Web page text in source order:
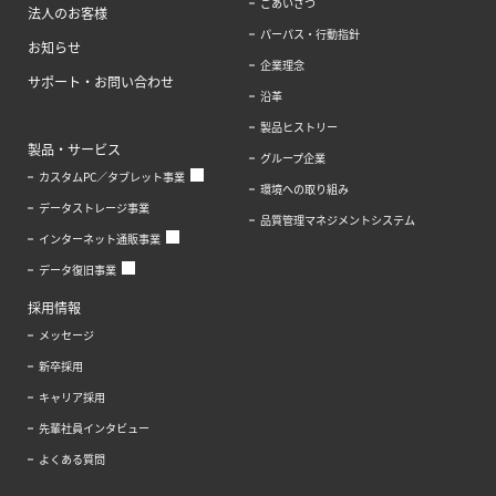
法人のお客様
お知らせ
サポート・お問い合わせ
製品・サービス
カスタムPC／タブレット事業
データストレージ事業
インターネット通販事業
データ復旧事業
パーパス・行動指針
企業理念
沿革
製品ヒストリー
グループ企業
環境への取り組み
品質管理マネジメントシステム
採用情報
メッセージ
新卒採用
キャリア採用
先輩社員インタビュー
よくある質問